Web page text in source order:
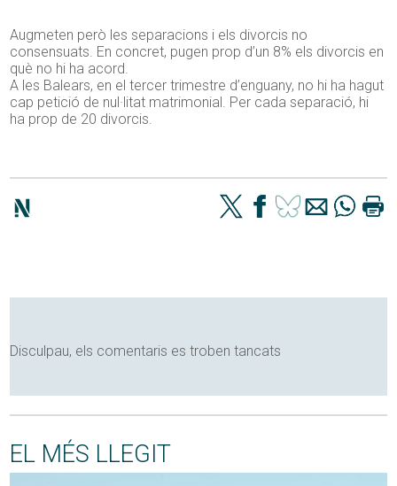
Augmeten però les separacions i els divorcis no
consensuats. En concret, pugen prop d’un 8% els divorcis en
què no hi ha acord.
A les Balears, en el tercer trimestre d’enguany, no hi ha hagut
cap petició de nul·litat matrimonial. Per cada separació, hi
ha prop de 20 divorcis.
Disculpau, els comentaris es troben tancats
EL MÉS LLEGIT